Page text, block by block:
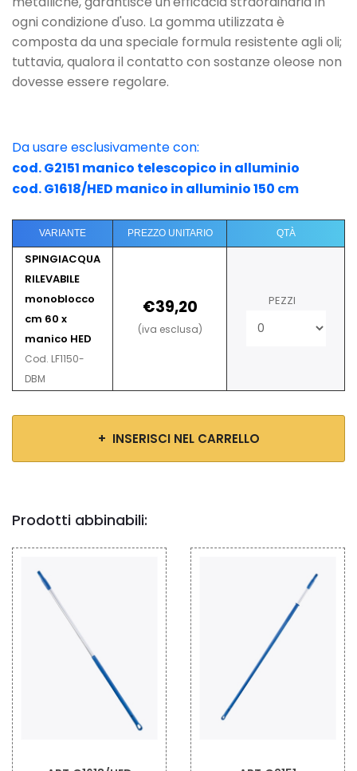
ogni condizione d'uso. La gomma utilizzata è
composta da una speciale formula resistente agli oli;
tuttavia, qualora il contatto con sostanze oleose non
dovesse essere regolare.
Da usare esclusivamente con:
cod. G2151 manico telescopico in alluminio
cod. G1618/HED manico in alluminio 150 cm
VARIANTE PREZZO UNITARIO QTÀ
SPINGIACQUA
RILEVABILE
monoblocco
cm 60 x
manico HED
Cod. LF1150-
DBM
€39,20
(iva esclusa)
PEZZI
+ INSERISCI NEL CARRELLO
Prodotti abbinabili: